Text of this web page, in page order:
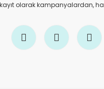
olarak kampanyalardan,